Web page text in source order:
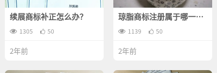
续展商标补正怎么办？
1305 50
2年前
琼脂商标注册属于哪一
类？
1139 50
2年前